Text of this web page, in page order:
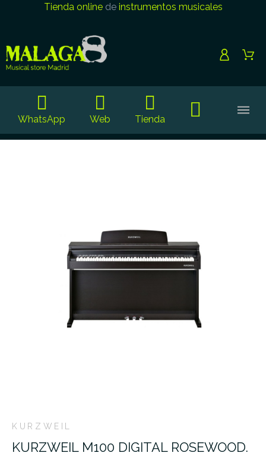
Tienda onlinede instrumentos musicales
WhatsApp Web Tienda
KURZWEIL
KURZWEIL M100 DIGITAL ROSEWOOD.